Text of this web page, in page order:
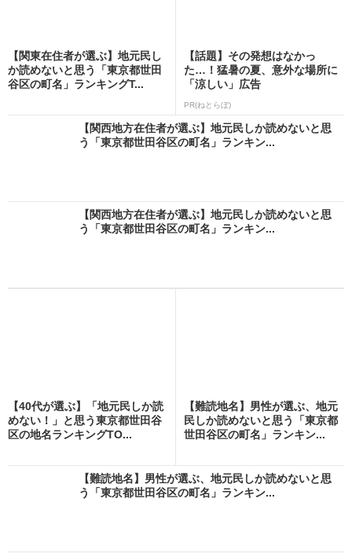
【関東在住者が選ぶ】地元民し
か読めないと思う「東京都世田
谷区の町名」ランキングT...
【話題】その発想はなかっ
た…！猛暑の夏、意外な場所に
「涼しい」広告
PR(ねとらぼ)
【関西地方在住者が選ぶ】地元民しか読めないと思
う「東京都世田谷区の町名」ランキン...
【関西地方在住者が選ぶ】地元民しか読めないと思
う「東京都世田谷区の町名」ランキン...
【40代が選ぶ】「地元民しか読
めない！」と思う東京都世田谷
区の地名ランキングTO...
【難読地名】男性が選ぶ、地元
民しか読めないと思う「東京都
世田谷区の町名」ランキン...
【難読地名】男性が選ぶ、地元民しか読めないと思
う「東京都世田谷区の町名」ランキン...